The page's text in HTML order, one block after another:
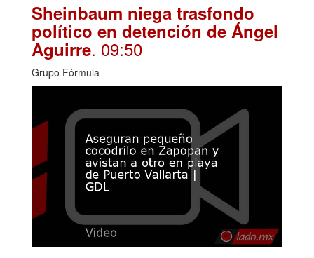
Sheinbaum niega trasfondo
político en detención de Ángel
Aguirre. 09:50
Grupo Fórmula